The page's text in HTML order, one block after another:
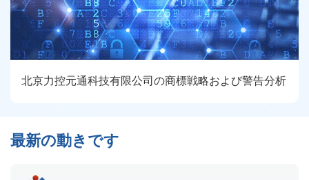
北京力控元通科技有限公司の商標戦略および警告分析
最新の動きです